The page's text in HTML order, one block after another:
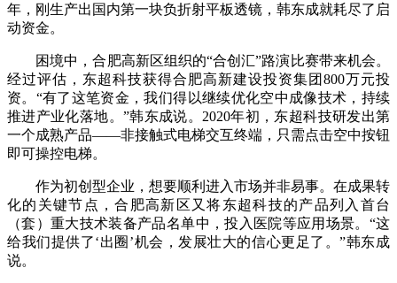
年，刚生产出国内第一块负折射平板透镜，韩东成就耗尽了启
动资金。
困境中，合肥高新区组织的“合创汇”路演比赛带来机会。
经过评估，东超科技获得合肥高新建设投资集团800万元投
资。“有了这笔资金，我们得以继续优化空中成像技术，持续
推进产业化落地。”韩东成说。2020年初，东超科技研发出第
一个成熟产品——非接触式电梯交互终端，只需点击空中按钮
即可操控电梯。
作为初创型企业，想要顺利进入市场并非易事。在成果转
化的关键节点，合肥高新区又将东超科技的产品列入首台
（套）重大技术装备产品名单中，投入医院等应用场景。“这
给我们提供了‘出圈’机会，发展壮大的信心更足了。”韩东成
说。